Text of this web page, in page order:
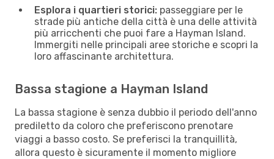
Esplora i quartieri storici: passeggiare per le
strade più antiche della città è una delle attività
più arricchenti che puoi fare a Hayman Island.
Immergiti nelle principali aree storiche e scopri la
loro affascinante architettura.
Bassa stagione a Hayman Island
La bassa stagione è senza dubbio il periodo dell'anno
prediletto da coloro che preferiscono prenotare
viaggi a basso costo. Se preferisci la tranquillità,
allora questo è sicuramente il momento migliore